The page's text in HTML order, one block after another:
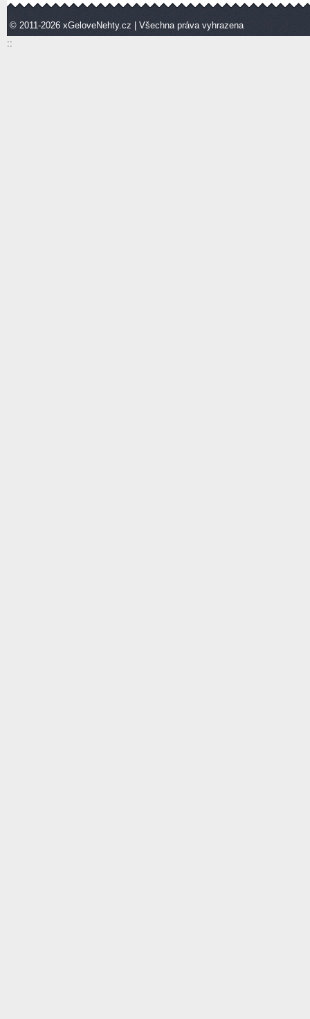
© 2011-2026 xGeloveNehty.cz | Všechna práva vyhrazena
::